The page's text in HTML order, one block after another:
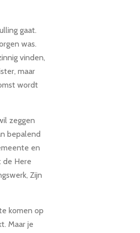
gaat.
was.
vinden,
maar
wordt
zeggen
bepalend
en
de Here
Zijn
komen op
Maar je